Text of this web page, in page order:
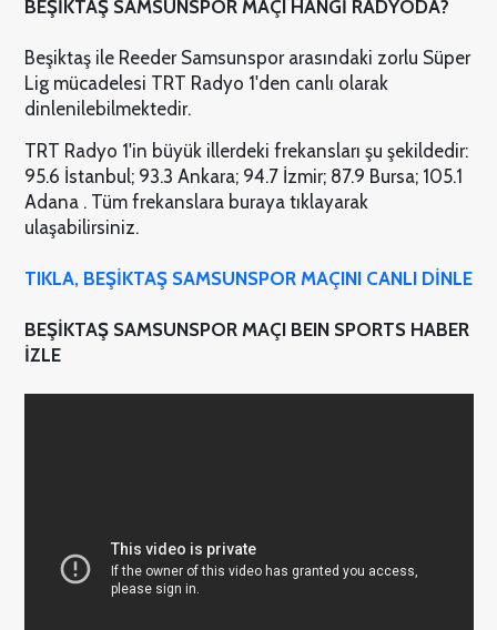
BEŞİKTAŞ SAMSUNSPOR MAÇI HANGİ RADYODA?
Beşiktaş ile Reeder Samsunspor arasındaki zorlu Süper
Lig mücadelesi TRT Radyo 1'den canlı olarak
dinlenilebilmektedir.
TRT Radyo 1'in büyük illerdeki frekansları şu şekildedir:
95.6 İstanbul; 93.3 Ankara; 94.7 İzmir; 87.9 Bursa; 105.1
Adana . Tüm frekanslara buraya tıklayarak
ulaşabilirsiniz.
TIKLA, BEŞİKTAŞ SAMSUNSPOR MAÇINI CANLI DİNLE
BEŞİKTAŞ SAMSUNSPOR MAÇI BEIN SPORTS HABER
İZLE